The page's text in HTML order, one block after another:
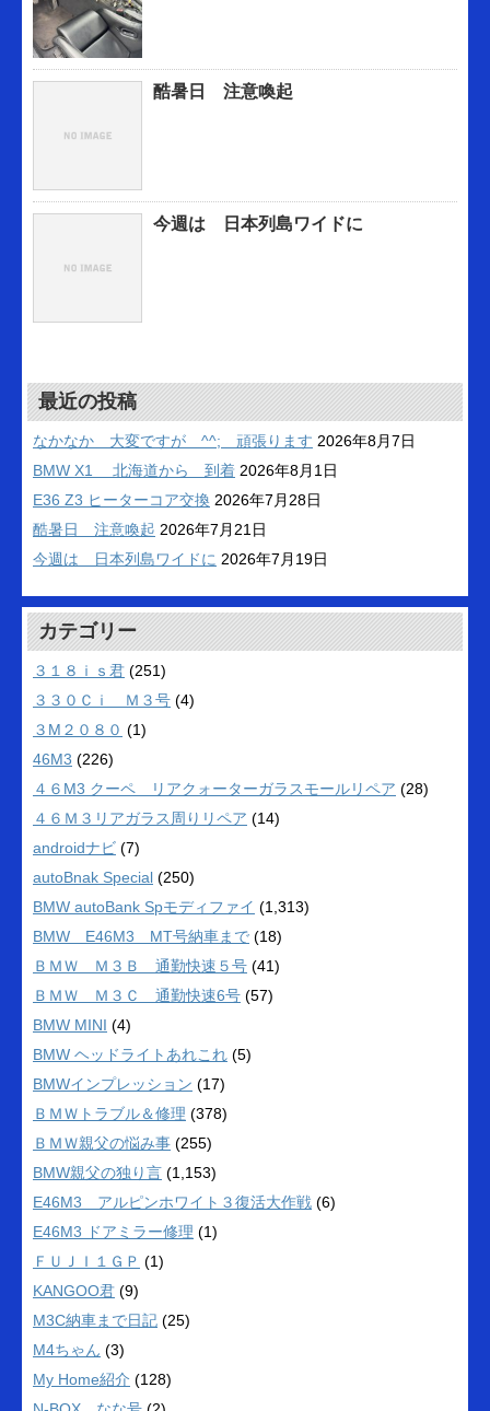
酷暑日 注意喚起
今週は 日本列島ワイドに
最近の投稿
なかなか 大変ですが ^^; 頑張ります 2026年8月7日
BMW X1 北海道から 到着 2026年8月1日
E36 Z3 ヒーターコア交換 2026年7月28日
酷暑日 注意喚起 2026年7月21日
今週は 日本列島ワイドに 2026年7月19日
カテゴリー
３１８ｉｓ君 (251)
３３０Ｃｉ Ｍ３号 (4)
３M２０８０ (1)
46M3 (226)
４６M3 クーペ リアクォーターガラスモールリペア (28)
４６Ｍ３リアガラス周りリペア (14)
androidナビ (7)
autoBnak Special (250)
BMW autoBank Spモディファイ (1,313)
BMW E46M3 MT号納車まで (18)
ＢＭＷ Ｍ３Ｂ 通勤快速５号 (41)
ＢＭＷ Ｍ３Ｃ 通勤快速6号 (57)
BMW MINI (4)
BMW ヘッドライトあれこれ (5)
BMWインプレッション (17)
ＢＭＷトラブル＆修理 (378)
ＢＭＷ親父の悩み事 (255)
BMW親父の独り言 (1,153)
E46M3 アルピンホワイト３復活大作戦 (6)
E46M3 ドアミラー修理 (1)
ＦＵＪＩ１ＧＰ (1)
KANGOO君 (9)
M3C納車まで日記 (25)
M4ちゃん (3)
My Home紹介 (128)